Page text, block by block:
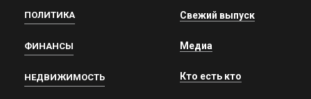
ПОЛИТИКА
ФИНАНСЫ
НЕДВИЖИМОСТЬ
Свежий выпуск
Медиа
Кто есть кто